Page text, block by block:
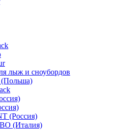
лыж и сноубордов
(Россия)
(Италия)